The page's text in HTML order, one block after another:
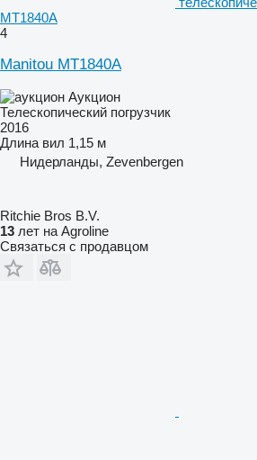
MT1840A
4
Manitou MT1840A
Аукцион
Телескопический погрузчик
2016
Длина вил 1,15 м
Нидерланды, Zevenbergen
Ritchie Bros B.V.
13 лет на Agroline
Связаться с продавцом